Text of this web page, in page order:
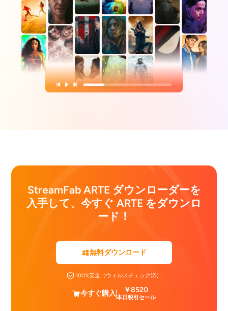
StreamFab ARTE ダウンローダーを
入手して、今すぐ ARTE をダウンロ
ード！
無料ダウンロード
100%安全（ウィルスチェック済）
今すぐ購入 ￥8520
本日税引セール